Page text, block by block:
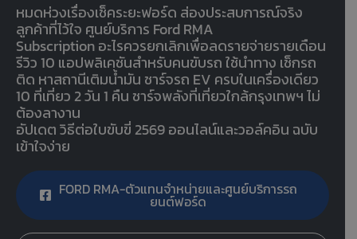
หมดห่วงเรื่องเช็คระยะฟอร์ด ส่องประสบการณ์จริง
ลูกค้าที่ไว้ใจ ศูนย์บริการ Ford RMA
Subscription อะไรควรยกเลิกเพื่อลดรายจ่ายรายเดือน
รีวิว 10 แอปพลิเคชันสำหรับคนขับรถ ใช้นำทาง เช็กรถ
ติด หาสถานีเติมน้ำมัน ชาร์จรถ EV ครบในเครื่องเดียว
10 ที่เที่ยว 2 วัน 1 คืน ชาร์จพลังที่เที่ยวใกล้กรุงเทพฯ ไม่
ต้องลางาน
อัปเดต วิธีต่อใบขับขี่ 2569 ออนไลน์และวอล์คอิน ฉบับ
เข้าใจง่าย
FORD RMA-ตัวแทนจำหน่ายและศูนย์บริการรถ
ยนต์ฟอร์ด